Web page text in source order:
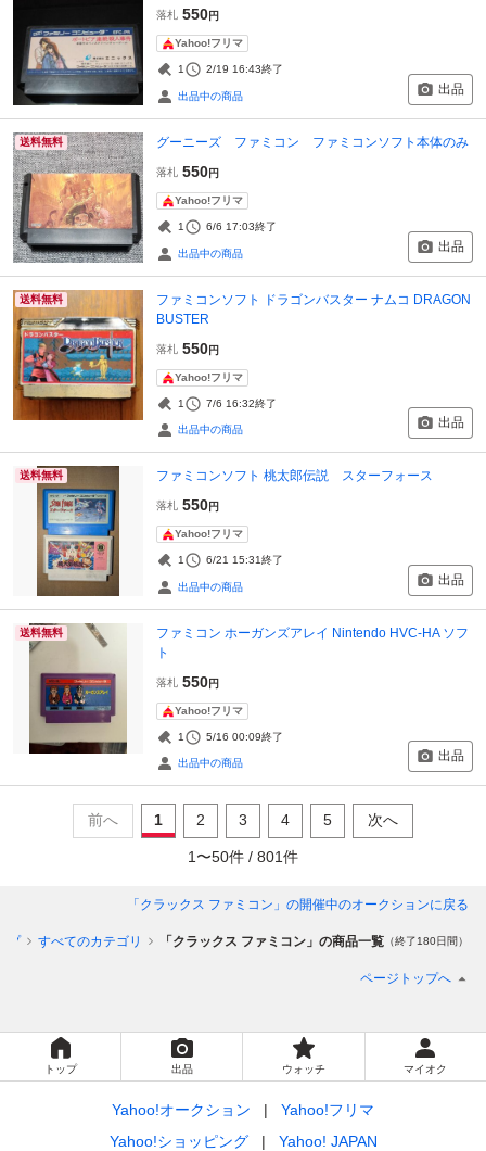
落札 550円
Yahoo!フリマ
1 2/19 16:43終了
出品中の商品 出品
送料無料 グーニーズ ファミコン ファミコンソフト本体のみ
落札 550円
Yahoo!フリマ
1 6/6 17:03終了
出品中の商品 出品
送料無料
ファミコンソフト ドラゴンバスター ナムコ DRAGON
BUSTER
落札 550円
Yahoo!フリマ
1 7/6 16:32終了
出品中の商品 出品
送料無料 ファミコンソフト 桃太郎伝説 スターフォース
落札 550円
Yahoo!フリマ
1 6/21 15:31終了
出品中の商品 出品
送料無料
ファミコン ホーガンズアレイ Nintendo HVC-HA ソフ
ト
落札 550円
Yahoo!フリマ
1 5/16 00:09終了
出品中の商品 出品
前へ 1 2 3 4 5 次へ
1 〜50件 / 801件
「クラックス ファミコン」 の開催中のオークションに戻る
プ すべてのカテゴリ 「クラックス ファミコン」の商品一覧 （終了180日間）
ページトップへ
トップ 出品 ウォッチ マイオク
Yahoo!オークション
Yahoo!フリマ
Yahoo!ショッピング
Yahoo! JAPAN